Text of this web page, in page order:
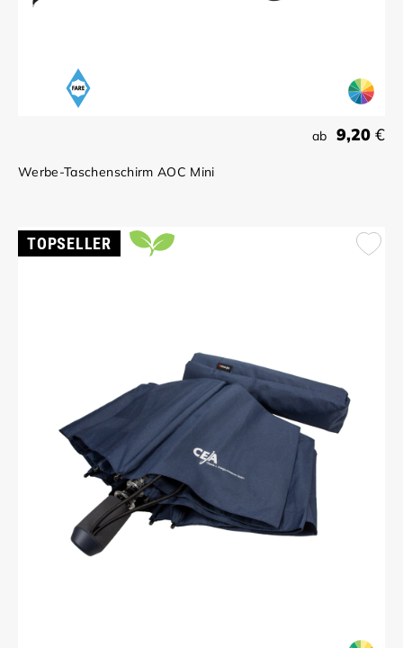
ab 9,20 €
Werbe-Taschenschirm AOC Mini
TOPSELLER